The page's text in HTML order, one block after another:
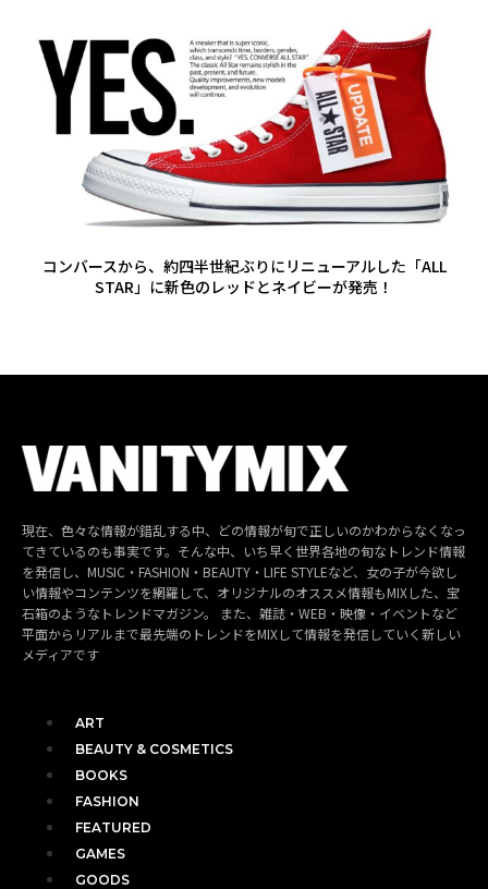
コンバースから、約四半世紀ぶりにリニューアルした「ALL
STAR」に新色のレッドとネイビーが発売！
現在、色々な情報が錯乱する中、どの情報が旬で正しいのかわからなくなっ
てきているのも事実です。そんな中、いち早く世界各地の旬なトレンド情報
を発信し、MUSIC・FASHION・BEAUTY・LIFE STYLEなど、女の子が今欲し
い情報やコンテンツを網羅して、オリジナルのオススメ情報もMIXした、宝
石箱のようなトレンドマガジン。 また、雑誌・WEB・映像・イベントなど
平面からリアルまで最先端のトレンドをMIXして情報を発信していく新しい
メディアです
ART
BEAUTY & COSMETICS
BOOKS
FASHION
FEATURED
GAMES
GOODS